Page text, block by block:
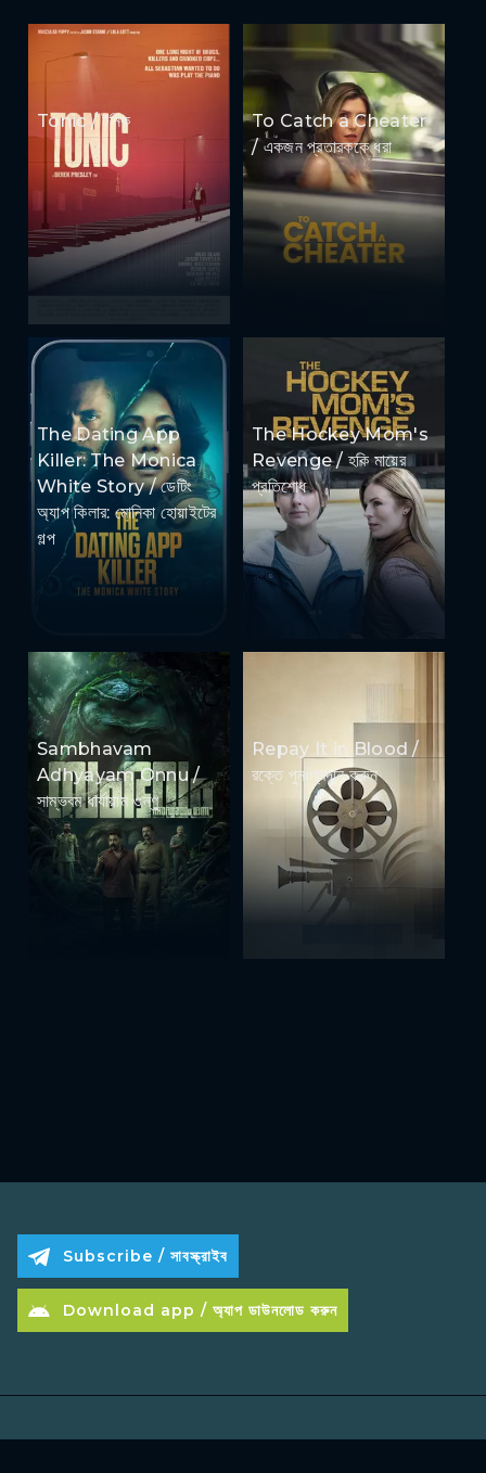
Tonic / টনিক
To Catch a Cheater
/ একজন প্রতারককে ধরা
The Dating App
Killer: The Monica
White Story / ডেটিং
অ্যাপ কিলার: মোনিকা হোয়াইটের
গল্প
The Hockey Mom's
Revenge / হকি মায়ের
প্রতিশোধ
Sambhavam
Adhyayam Onnu /
সাম্ভবম ধার্যায়াম ওন্ণু
Repay It in Blood /
রক্তে পুনঃপ্রদান করুন
Subscribe / সাবস্ক্রাইব
Download app / অ্যাপ ডাউনলোড করুন